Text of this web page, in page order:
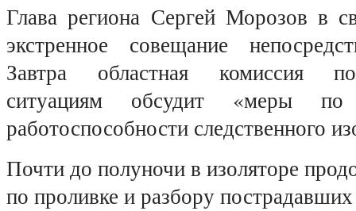
Глава региона Сергей Морозов в
экстренное совещание
Завтра областная комиссия
ситуациям обсудит «меры по
работоспособности следственного
Почти до полуночи в изоляторе
по проливке и разбору